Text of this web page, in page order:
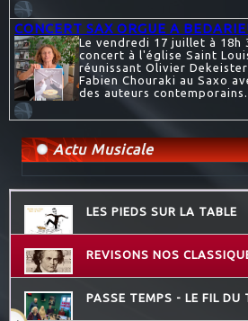
CONCERT SAX ORGUE A
Le vendredi 17 juillet à 18h
concert à l'église Saint
réunissant Olivier
Fabien Chouraki au Saxo
des auteurs contemporains.
Actu Musicale
LES PIEDS SUR LA TABLE
REVISONS NOS
PASSE TEMPS - LE FIL DU